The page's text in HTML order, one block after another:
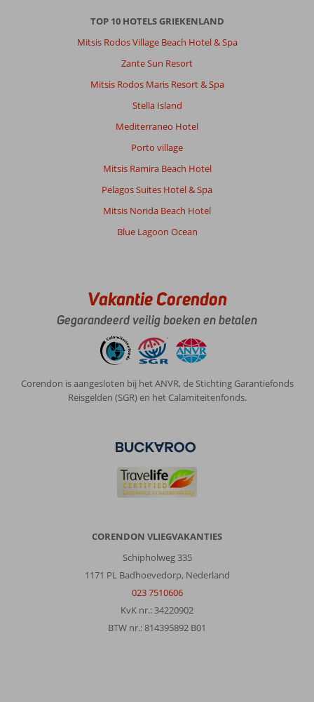
TOP 10 HOTELS GRIEKENLAND
Mitsis Rodos Village Beach Hotel & Spa
Zante Sun Resort
Mitsis Rodos Maris Resort & Spa
Stella Island
Mediterraneo Hotel
Porto village
Mitsis Ramira Beach Hotel
Pelagos Suites Hotel & Spa
Mitsis Norida Beach Hotel
Blue Lagoon Ocean
Vakantie Corendon
Gegarandeerd veilig boeken en betalen
Corendon is aangesloten bij het ANVR, de Stichting Garantiefonds
Reisgelden (SGR) en het Calamiteitenfonds.
CORENDON VLIEGVAKANTIES
Schipholweg 335
1171 PL Badhoevedorp, Nederland
023 7510606
KvK nr.: 34220902
BTW nr.: 814395892 B01